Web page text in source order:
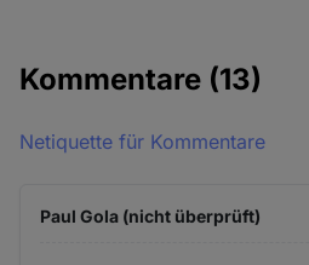
Kommentare (13)
Netiquette für Kommentare
Paul Gola (nicht überprüft)